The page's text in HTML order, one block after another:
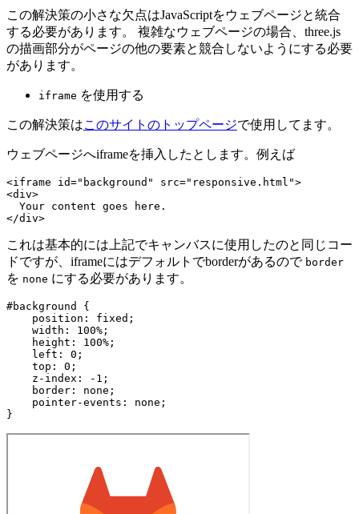
この解決策の小さな欠点はJavaScriptをウェブページと統合
する必要があります。 複雑なウェブページの場合、three.js
の描画部分がページの他の要素と競合しないようにする必要
があります。
iframe を使用する
この解決策はこのサイトのトップページで使用してます。
ウェブページへiframeを挿入したとします。例えば
<iframe id="background" src="responsive.html">
<div>
  Your content goes here.
これは基本的には上記でキャンバスに使用したのと同じコー
ドですが、iframeにはデフォルトでborderがあるので border
を none にする必要があります。
#background {
    position: fixed;
    width: 100%;
    height: 100%;
    left: 0;
    top: 0;
    z-index: -1;
    border: none;
    pointer-events: none;